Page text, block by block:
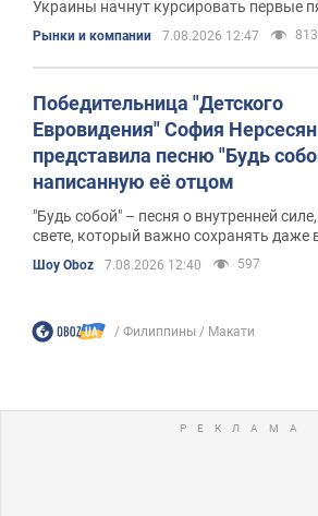
Украины начнут курсировать первые
новых брендированных автомобилей
Рынки и компании 7.08.2026 12:47 813
Победительница "Детского
Евровидения" София Нерсесян
представила песню "Будь
написанную её отцом
"Будь собой" – песня о внутренней
свете, который важно сохранять
Шоу Oboz 7.08.2026 12:40 597
Филиппины Макати